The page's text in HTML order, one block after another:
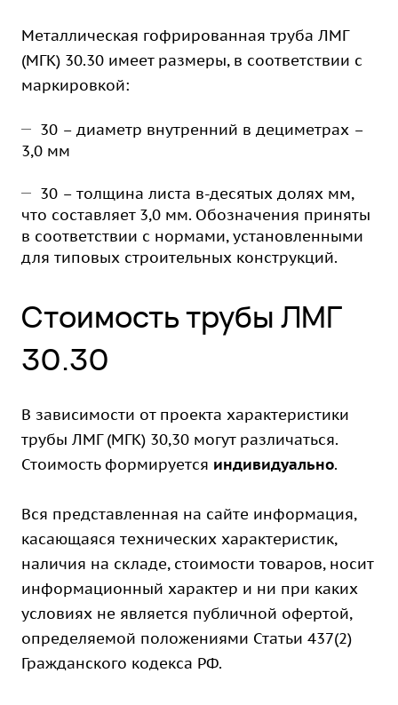
Металлическая гофрированная труба ЛМГ
(МГК) 30.30 имеет размеры, в соответствии с
маркировкой:
30 – диаметр внутренний в дециметрах –
3,0 мм
30 – толщина листа в-десятых долях мм,
что составляет 3,0 мм. Обозначения приняты
в соответствии с нормами, установленными
для типовых строительных конструкций.
Стоимость трубы ЛМГ
30.30
В зависимости от проекта характеристики
трубы ЛМГ (МГК) 30,30 могут различаться.
Стоимость формируется индивидуально.
Вся представленная на сайте информация,
касающаяся технических характеристик,
наличия на складе, стоимости товаров, носит
информационный характер и ни при каких
условиях не является публичной офертой,
определяемой положениями Статьи 437(2)
Гражданского кодекса РФ.